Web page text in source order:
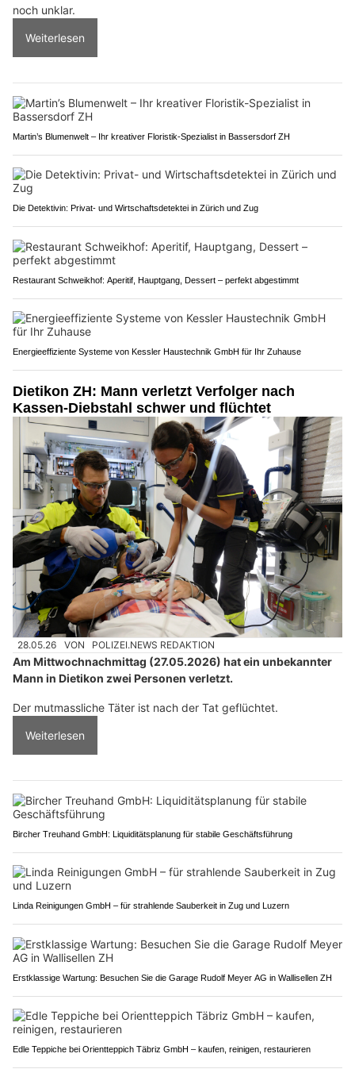
noch unklar.
Weiterlesen
Martin’s Blumenwelt – Ihr kreativer Floristik-Spezialist in Bassersdorf ZH
Die Detektivin: Privat- und Wirtschaftsdetektei in Zürich und Zug
Restaurant Schweikhof: Aperitif, Hauptgang, Dessert – perfekt abgestimmt
Energieeffiziente Systeme von Kessler Haustechnik GmbH für Ihr Zuhause
Dietikon ZH: Mann verletzt Verfolger nach
Kassen-Diebstahl schwer und flüchtet
28.05.26 VON POLIZEI.NEWS REDAKTION
Am Mittwochnachmittag (27.05.2026) hat ein unbekannter
Mann in Dietikon zwei Personen verletzt.
Der mutmassliche Täter ist nach der Tat geflüchtet.
Weiterlesen
Bircher Treuhand GmbH: Liquiditätsplanung für stabile Geschäftsführung
Linda Reinigungen GmbH – für strahlende Sauberkeit in Zug und Luzern
Erstklassige Wartung: Besuchen Sie die Garage Rudolf Meyer AG in Wallisellen ZH
Edle Teppiche bei Orientteppich Täbriz GmbH – kaufen, reinigen, restaurieren